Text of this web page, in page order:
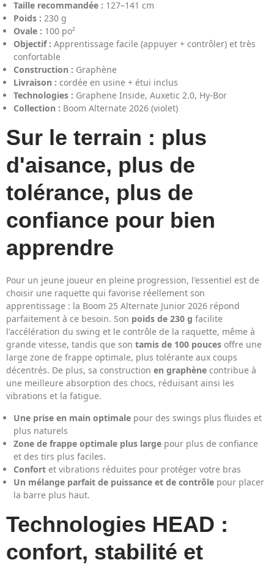
Taille recommandée : 127–141 cm
Poids : 230 g
Ovale : 100 po²
Objectif : Apprentissage facile (appuyer + contrôler) et très
confortable
Construction : Graphène
Livraison : cordée en usine + étui inclus
Technologies : Graphene Inside, Auxetic 2.0, Hy-Bor
Collection : Boom Alternate 2026 (violet)
Sur le terrain : plus
d'aisance, plus de
tolérance, plus de
confiance pour bien
apprendre
Pour un jeune joueur en pleine progression, l'essentiel est de
choisir une raquette qui favorise réellement son
apprentissage : la Boom 25 Alternate Junior 2026 répond
parfaitement à ce besoin. Son poids de 230 g facilite
l'accélération du swing et le contrôle de la raquette, même à
grande vitesse, tandis que son tamis de 100 pouces offre une
large zone de frappe optimale, plus tolérante aux coups
décentrés. De plus, sa construction en graphène contribue à
une meilleure absorption des chocs, réduisant ainsi les
vibrations et la fatigue.
Une prise en main optimale pour des swings plus fluides et
plus naturels
Zone de frappe optimale plus large pour plus de confiance
et des tirs plus faciles.
Confort et vibrations réduites pour protéger votre bras
Un mélange parfait de puissance et de contrôle pour placer
la barre plus haut.
Technologies HEAD :
confort, stabilité et